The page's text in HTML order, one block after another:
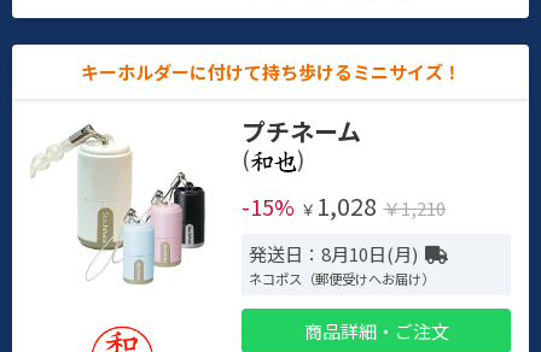
キーホルダーに付けて持ち歩けるミニサイズ！
プチネーム
(
)
-15% ￥ 1,028 ￥1,210
発送日：8月10日(月)
ネコポス（郵便受けへお届け）
商品詳細・ご注文